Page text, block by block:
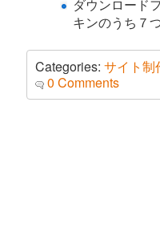
ダウンロード
キンのうち７
Categories: サイト制
0 Comments